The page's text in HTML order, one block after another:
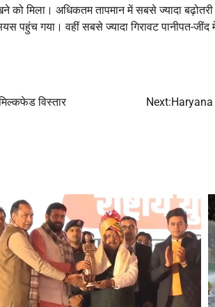
को मिला। अधिकतम तापमान में सबसे ज्यादा
पहुंच गया। वहीं सबसे ज्यादा गिरावट पानीपत-जींद
विस्तार
Next:Haryana